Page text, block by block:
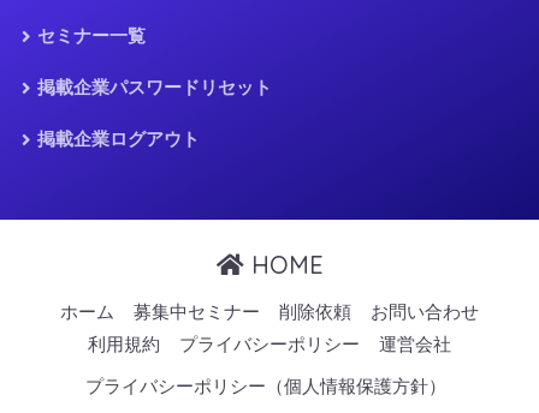
セミナー一覧
掲載企業パスワードリセット
掲載企業ログアウト
HOME
ホーム 募集中セミナー 削除依頼
お問い合わせ
利用規約
プライバシーポリシー
運営会社
プライバシーポリシー（個人情報保護方針）